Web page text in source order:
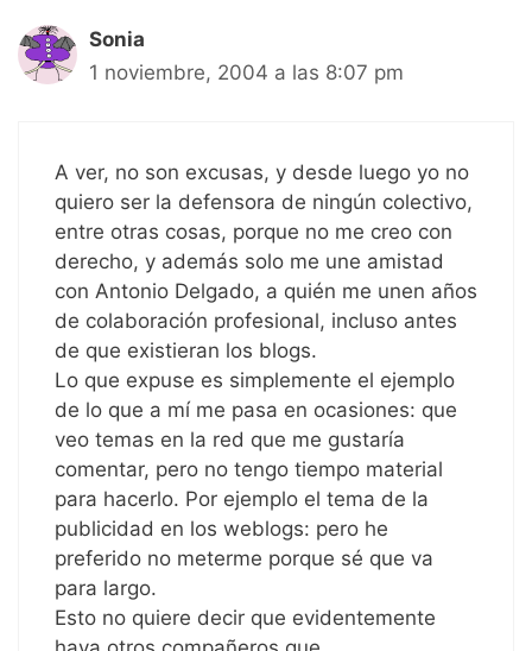
Sonia
1 noviembre, 2004 a las 8:07 pm
A ver, no son excusas, y desde luego yo no
quiero ser la defensora de ningún colectivo,
entre otras cosas, porque no me creo con
derecho, y además solo me une amistad
con Antonio Delgado, a quién me unen años
de colaboración profesional, incluso antes
de que existieran los blogs.
Lo que expuse es simplemente el ejemplo
de lo que a mí me pasa en ocasiones: que
veo temas en la red que me gustaría
comentar, pero no tengo tiempo material
para hacerlo. Por ejemplo el tema de la
publicidad en los weblogs: pero he
preferido no meterme porque sé que va
para largo.
Esto no quiere decir que evidentemente